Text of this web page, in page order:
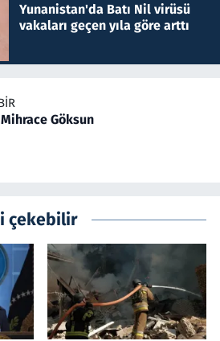
Yunanistan'da Batı Nil virüsü
vakaları geçen yıla göre arttı
Göksun
çekebilir